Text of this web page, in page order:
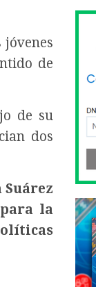
de
de su
dos
la